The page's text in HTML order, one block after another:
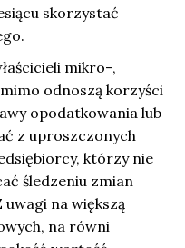
skorzystać
mikro-,
odnoszą korzyści
opodatkowania lub
z uproszczonych
którzy nie
śledzeniu zmian
na większą
na równi